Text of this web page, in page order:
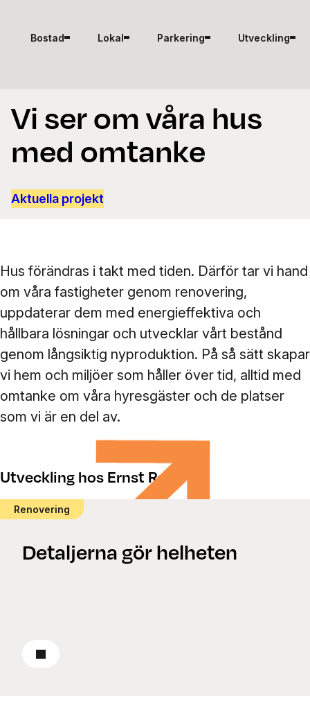
Bostad Lokal Parkering Utveckling
Vi ser om våra hus
med omtanke
Aktuella projekt
Hus förändras i takt med tiden. Därför tar vi hand
om våra fastigheter genom renovering,
uppdaterar dem med energieffektiva och
hållbara lösningar och utvecklar vårt bestånd
genom långsiktig nyproduktion. På så sätt skapar
vi hem och miljöer som håller över tid, alltid med
omtanke om våra hyresgäster och de platser
som vi är en del av.
Utveckling hos Ernst Rosén
Renovering
Detaljerna gör helheten
Läs om renovering